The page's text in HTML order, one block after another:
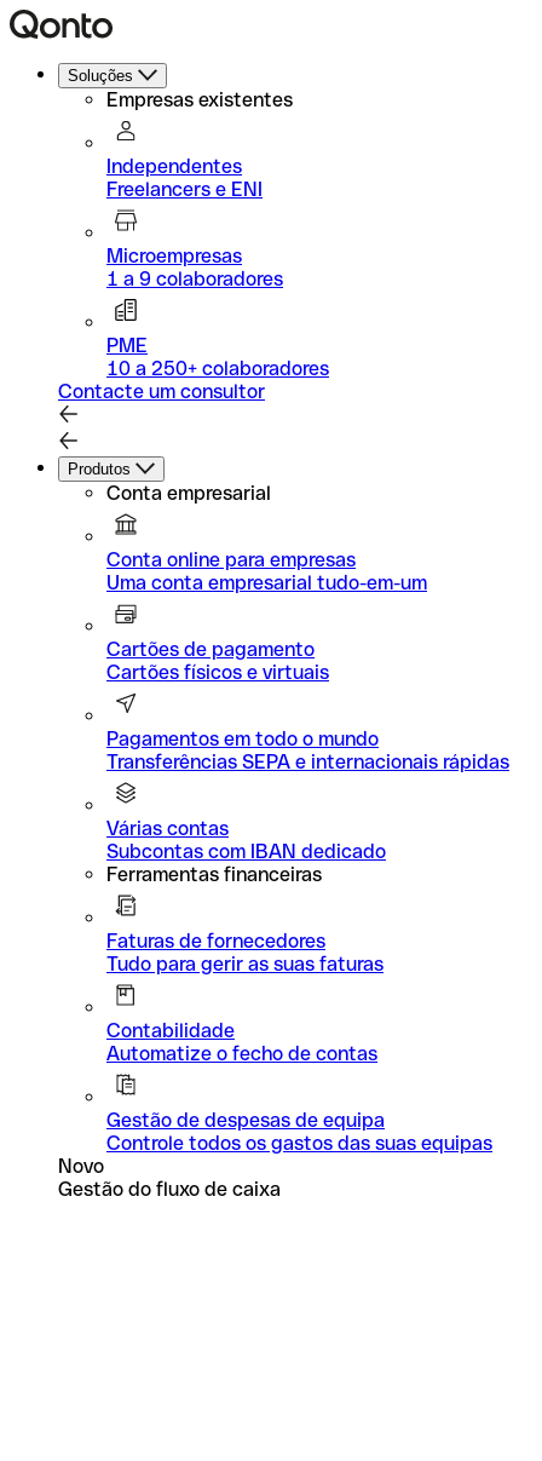
Soluções
Empresas existentes
Independentes
Freelancers e ENI
Microempresas
1 a 9 colaboradores
PME
10 a 250+ colaboradores
Contacte um consultor
Produtos
Conta empresarial
Conta online para empresas
Uma conta empresarial tudo-em-um
Cartões de pagamento
Cartões físicos e virtuais
Pagamentos em todo o mundo
Transferências SEPA e internacionais rápidas
Várias contas
Subcontas com IBAN dedicado
Ferramentas financeiras
Faturas de fornecedores
Tudo para gerir as suas faturas
Contabilidade
Automatize o fecho de contas
Gestão de despesas de equipa
Controle todos os gastos das suas equipas
Novo
Gestão do fluxo de caixa